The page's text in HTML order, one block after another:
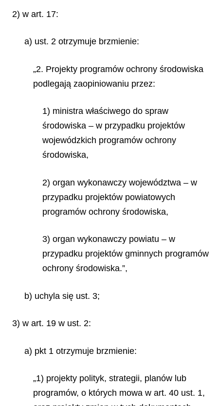
2) w art. 17:
a) ust. 2 otrzymuje brzmienie:
„2. Projekty programów ochrony środowiska
podlegają zaopiniowaniu przez:
1) ministra właściwego do spraw
środowiska – w przypadku projektów
wojewódzkich programów ochrony
środowiska,
2) organ wykonawczy województwa – w
przypadku projektów powiatowych
programów ochrony środowiska,
3) organ wykonawczy powiatu – w
przypadku projektów gminnych programów
ochrony środowiska.”,
b) uchyla się ust. 3;
3) w art. 19 w ust. 2:
a) pkt 1 otrzymuje brzmienie:
„1) projekty polityk, strategii, planów lub
programów, o których mowa w art. 40 ust. 1,